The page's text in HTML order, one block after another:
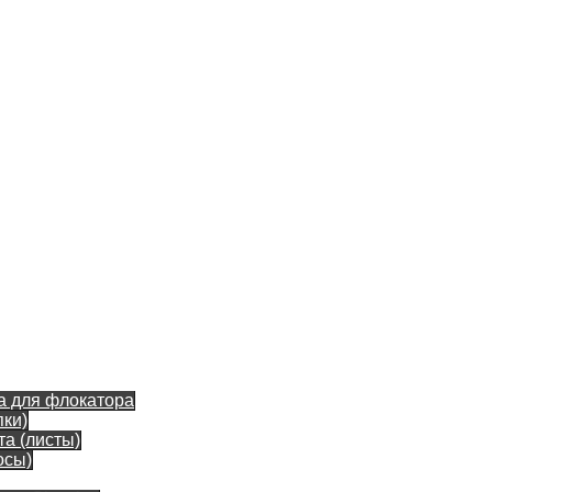
для флокатора
(листы)